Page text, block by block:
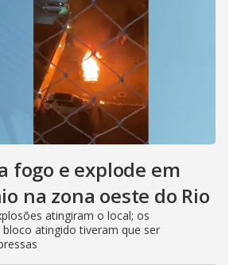
fogo e explode em
na zona oeste do Rio
atingiram o local; os
atingido tiveram que ser